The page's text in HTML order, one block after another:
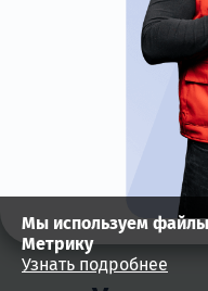
Мы используем
Метрику
Узнать подробнее